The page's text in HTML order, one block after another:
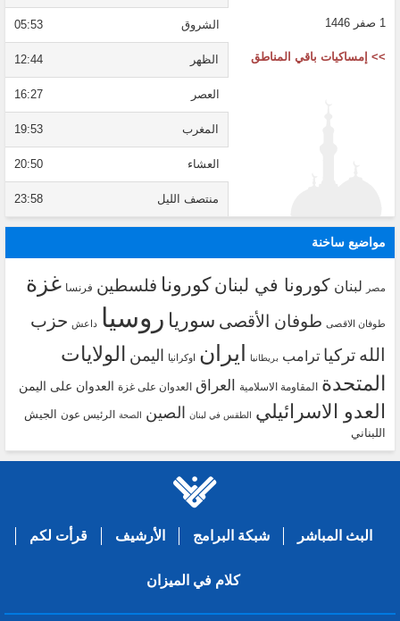
1 صفر 1446
>> إمساكيات باقي المناطق
الشروق 05:53
الظهر 12:44
العصر 16:27
المغرب 19:53
العشاء 20:50
منتصف الليل 23:58
مواضيع ساخنة
مصر لبنان كورونا في لبنانكورونا فلسطين فرنسا غزة
طوفان الاقصى طوفان الأقصى سوريا روسيا داعش حزب
الله تركيا ترامب بريطانيا ايران اوكرانيا اليمن
الولايات
المتحدة
المقاومة الاسلامية العراق العدوان على غزة العدوان على اليمن
العدو الاسرائيلي الطقس في لبنان الصين الصحة الرئيس عون
الجيش
اللبناني
البث المباشر شبكة البرامج الأرشيف قرأت لكم
كلام في الميزان